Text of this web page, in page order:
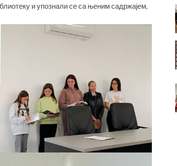
и упознали се са њеним садржајем,